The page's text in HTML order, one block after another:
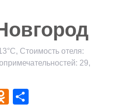
Стоимость отеля:
29,
Odnoklassniki